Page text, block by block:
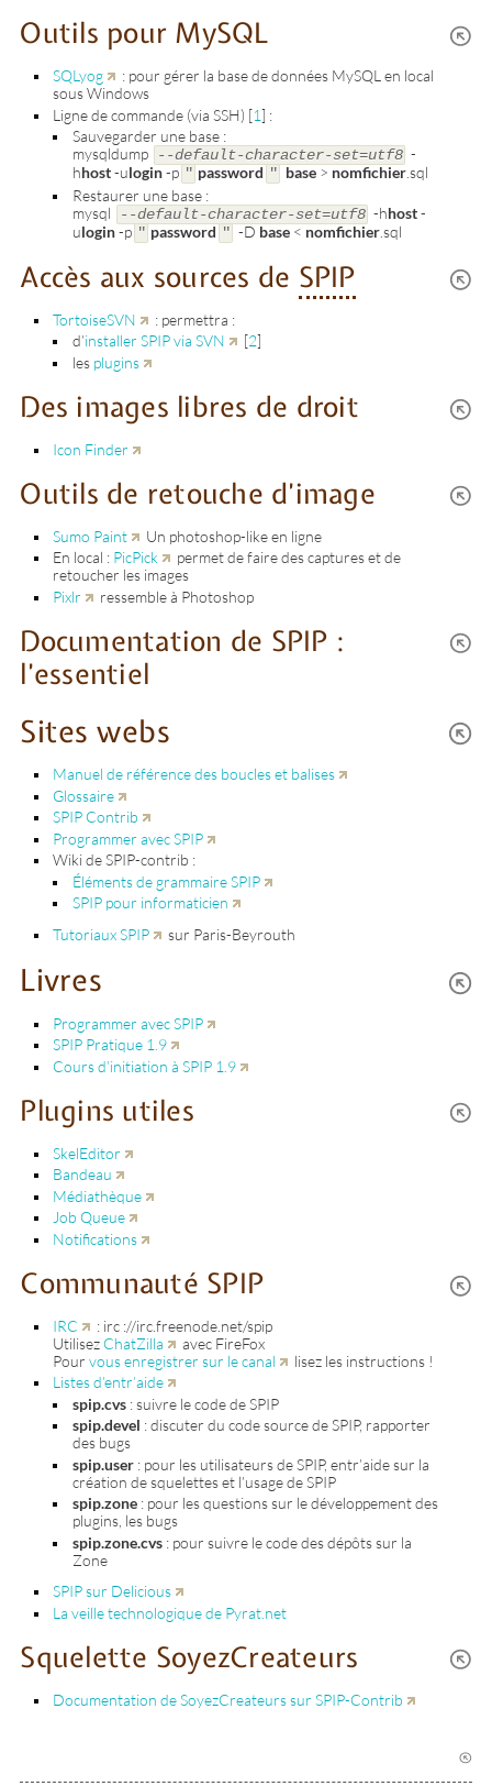
Outils pour MySQL
SQLyog
: pour gérer la base de données MySQL en local
sous Windows
Ligne de commande (via SSH) [1] :
Sauvegarder une base :
mysqldump
--default-character-set=utf8 -
hhost-ulogin-p " password " base > nomfichier.sql
Restaurer une base :
mysql
--default-character-set=utf8 -hhost-
ulogin-p " password " -D base < nomfichier.sql
Accès aux sources de SPIP
TortoiseSVN
: permettra :
d’installer SPIP via SVN [2]
les plugins
Des images libres de droit
Icon Finder
Outils de retouche d’image
Sumo Paint
Un photoshop-like en ligne
En local : PicPick
permet de faire des captures et de
retoucher les images
Pixlr
ressemble à Photoshop
Documentation de SPIP :
l’essentiel
Sites webs
Manuel de référence des boucles et balises
Glossaire
SPIP Contrib
Programmer avec SPIP
Wiki de SPIP-contrib :
Éléments de grammaire SPIP
SPIP pour informaticien
Tutoriaux SPIP
sur Paris-Beyrouth
Livres
Programmer avec SPIP
SPIP Pratique 1.9
Cours d’initiation à SPIP 1.9
Plugins utiles
SkelEditor
Bandeau
Médiathèque
Job Queue
Notifications
Communauté SPIP
IRC
: irc ://irc.freenode.net/spip
Utilisez ChatZilla
avec FireFox
Pourvous enregistrer sur le canal
lisez les instructions !
Listes d’entr’aide
spip.cvs : suivre le code de SPIP
spip.devel : discuter du code source de SPIP, rapporter
des bugs
spip.user : pour les utilisateurs de SPIP, entr’aide sur la
création de squelettes et l’usage de SPIP
spip.zone : pour les questions sur le développement des
plugins, les bugs
spip.zone.cvs : pour suivre le code des dépôts sur la
Zone
SPIP sur Delicious
La veille technologique de Pyrat.net
Squelette SoyezCreateurs
Documentation de SoyezCreateurs sur SPIP-Contrib